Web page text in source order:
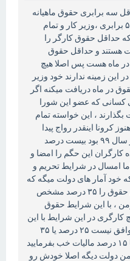
سه برابری حقوق ماهیانه
بدون مالیات هست با توجه به تورم ۵ برابری ،وزیر کار و تمام
حداقل حقوق کارگر را
هستند و حداقل حقوق
در ماه هست پس اصلا هیچ
زمینه ندارند خود وزیر
۵۰ میلیون حقوق در ماه دریافت میکنه اگر
که عضو این شورا
بگذارند ، این خواسته تمام
ایران هست ، سال ۹۸ که هنوز کرونا اینقدر رواج پیدا
نکرده بود و تورم بسیار کمتر از آخر سال ۹۹ بود بیست درصد
کارگران این حگم را امضا و
امسال در شرایط تحریم و
۵ برابری و اینکه خود آمار های دولت میگه که
خط فقر ۱۰ میلیونه چطور افزایش حقوق را ۳۵ درصد مشخص
، با این شرایط حقوق
کارگری در این شرایط با این
پیشنهاد دولت و شورای عالی کار موافق نیست ۲۵ درصد یا ۳۵
درصد افزایش و از اون طرف ۱۰ تا ۱۵ درصد مالیات خب بفرمایید
دولت دیگه اصلا خودش رو